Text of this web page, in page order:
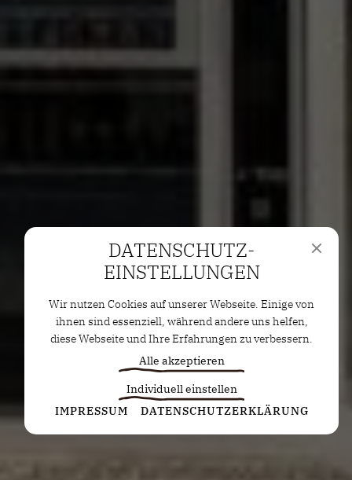
DATENSCHUTZ­
EINSTELLUNGEN
Wir nutzen Cookies auf unserer Webseite. Einige von
ihnen sind essenziell, während andere uns helfen,
diese Webseite und Ihre Erfahrungen zu verbessern.
Alle akzeptieren
Individuell einstellen
Statistiken
Diese Cookies erfassen anonyme Statistiken. Diese
IMPRESSUM DATENSCHUTZERKLÄRUNG